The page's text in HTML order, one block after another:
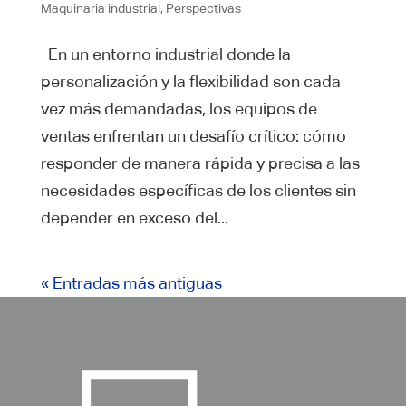
Maquinaria industrial, Perspectivas
En un entorno industrial donde la
personalización y la flexibilidad son cada
vez más demandadas, los equipos de
ventas enfrentan un desafío crítico: cómo
responder de manera rápida y precisa a las
necesidades específicas de los clientes sin
depender en exceso del...
« Entradas más antiguas